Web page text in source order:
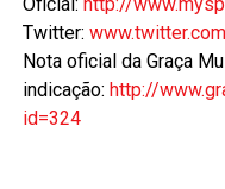
Twitter:
Nota oficial da Graça
indicação: http://
id=324